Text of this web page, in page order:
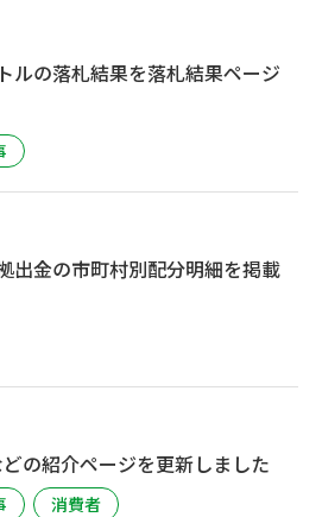
ルの落札結果を落札結果ページ
出金の市町村別配分明細を掲載
の紹介ページを更新しました
消費者